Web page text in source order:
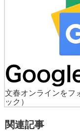
文春オンラインをフ
ック）
関連記事